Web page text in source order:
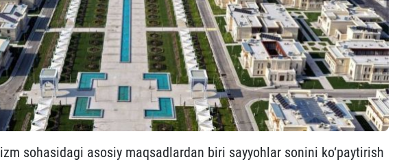
sohasidagi asosiy maqsadlardan biri sayyohlar sonini ko‘paytirish